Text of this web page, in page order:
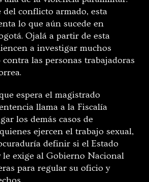
del conflicto armado, esta
lo que aún sucede en
Ojalá a partir de esta
a investigar muchos
las personas trabajadoras
espera el magistrado
llama a la Fiscalía
los demás casos de
ejercen el trabajo sexual,
definir si el Estado
le exige al Gobierno Nacional
para regular su oficio y